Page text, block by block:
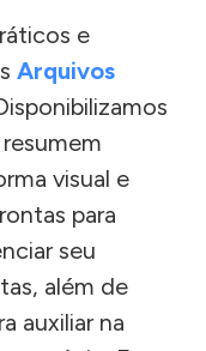
e
Arquivos
visual e
para
seu
além de
auxiliar na